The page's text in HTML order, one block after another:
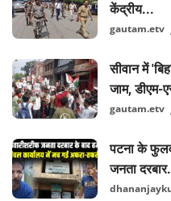
केंद्रीय...
gautam.etv
सीवान में
जाम, डीएम-
gautam.etv
पटना के
जनता